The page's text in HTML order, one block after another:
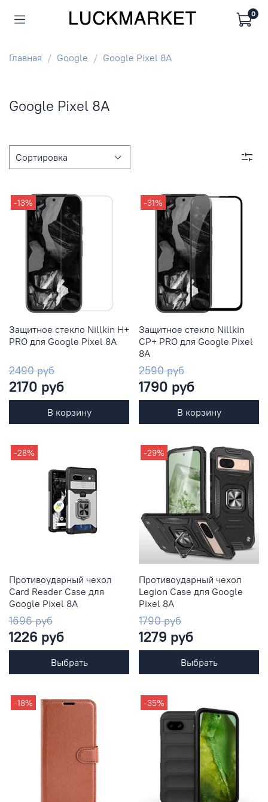
0
Главная Google Google Pixel 8A
Google Pixel 8A
-13%
Защитное стекло Nillkin H+
PRO для Google Pixel 8A
2490 руб
2170 руб
В корзину
-31%
Защитное стекло Nillkin
CP+ PRO для Google Pixel
8A
2590 руб
1790 руб
В корзину
-28%
Противоударный чехол
Сard Reader Case для
Google Pixel 8A
1696 руб
1226 руб
Выбрать
-29%
Противоударный чехол
Legion Case для Google
Pixel 8A
1790 руб
1279 руб
Выбрать
-18% -35%